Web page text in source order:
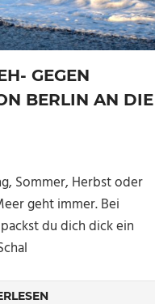
GEGEN
BERLIN AN DIE
Sommer, Herbst oder
geht immer. Bei
du dich dick ein